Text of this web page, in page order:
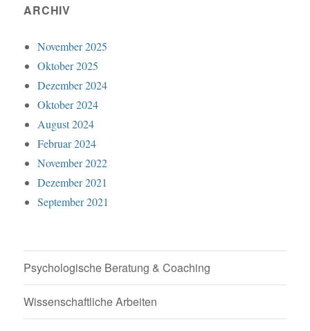
ARCHIV
November 2025
Oktober 2025
Dezember 2024
Oktober 2024
August 2024
Februar 2024
November 2022
Dezember 2021
September 2021
Psychologische Beratung & Coaching
Wissenschaftliche Arbeiten